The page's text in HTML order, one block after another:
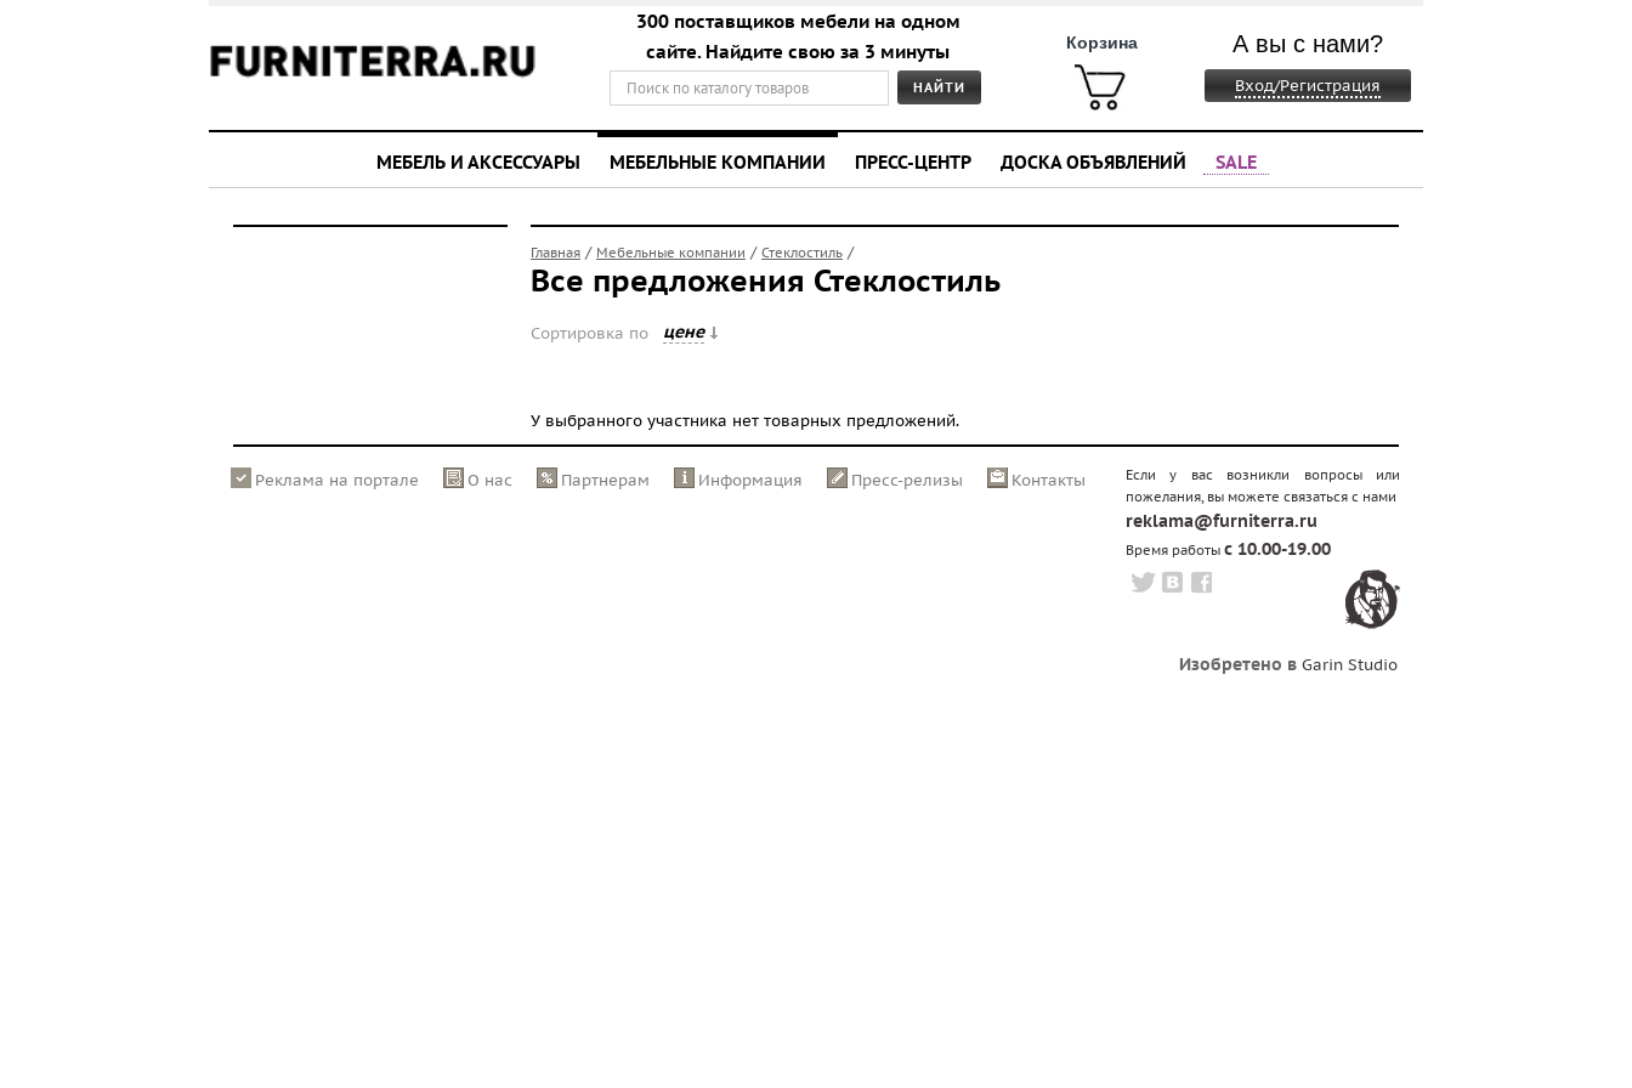
300 поставщиков мебели на одном
сайте. Найдите свою за 3 минуты
Корзина А вы с нами?
Вход/Регистрация
МЕБЕЛЬ И АКСЕССУАРЫ МЕБЕЛЬНЫЕ КОМПАНИИ ПРЕСС-ЦЕНТР ДОСКА ОБЪЯВЛЕНИЙ SALE
Главная / Мебельные компании / Стеклостиль /
Все предложения Стеклостиль
Сортировка по цене
У выбранного участника нет товарных предложений.
Реклама на портале О нас Партнерам Информация Пресс-релизы Контакты
Если у вас возникли вопросы или
пожелания, вы можете связаться с нами
reklama@furniterra.ru
Время работы с 10.00-19.00
Изобретено в Garin Studio